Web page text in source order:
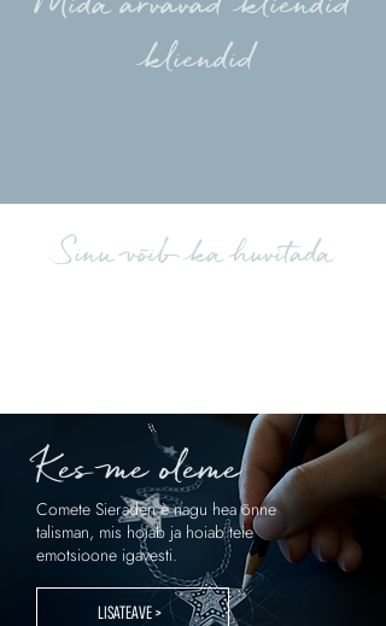
kliendid
Sinu võib ka huvitada
Kes me oleme
Comete Sieraden è nagu hea õnne
talisman, mis hoiab ja hoiab teie
emotsioone igavesti.
LISATEAVE >